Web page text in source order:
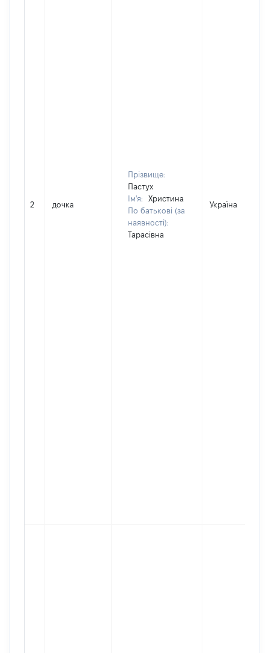
2 дочка
Прізвище:
Пастух
Ім'я:
Христина
По батькові (за
наявності):
Тарасівна
Україна